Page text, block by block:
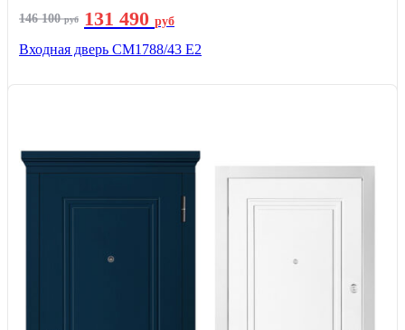
146 100руб 131 490 руб
Входная дверь СМ1788/43 E2